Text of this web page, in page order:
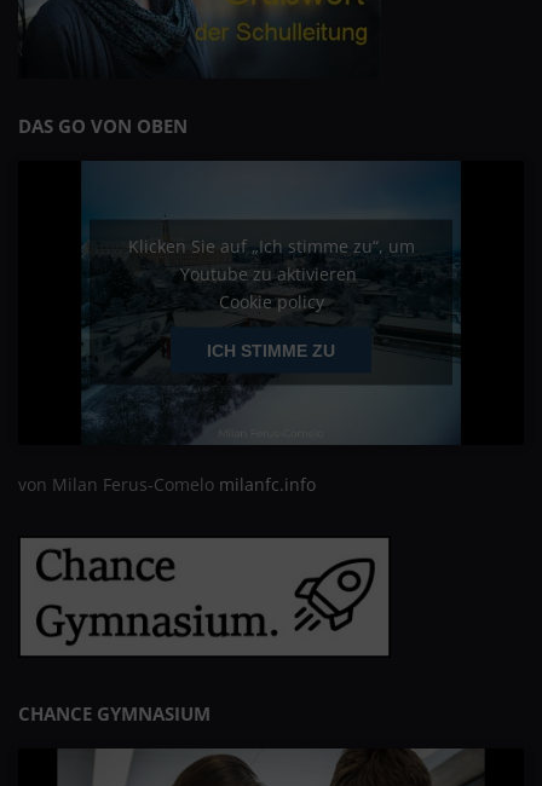
DAS GO VON OBEN
Klicken Sie auf „Ich stimme zu“, um
Youtube zu aktivieren
Cookie policy
ICH STIMME ZU
von Milan Ferus-Comelo milanfc.info
CHANCE GYMNASIUM